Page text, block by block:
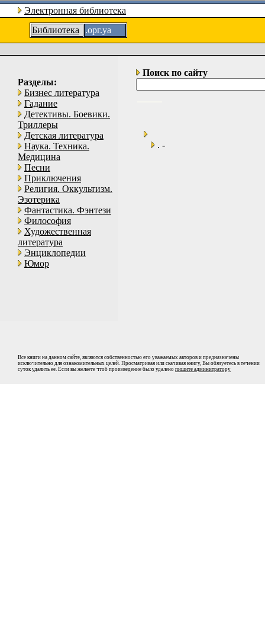
Электронная библиотека
Библиотека
.орг.уа
Разделы:
Бизнес литература
Гадание
Детективы. Боевики.
Триллеры
Детская литература
Наука. Техника.
Медицина
Песни
Приключения
Религия. Оккультизм.
Эзотерика
Фантастика. Фэнтези
Философия
Художественная
литература
Энциклопедии
Юмор
Поиск по сайту
. -
Все книги на данном сайте, являются собственностью его уважаемых авторов и предназначены
исключительно для ознакомительных целей. Просматривая или скачивая книгу, Вы обязуетесь в течении
суток удалить ее. Если вы желаете чтоб произведение было удалено пишите админитратору